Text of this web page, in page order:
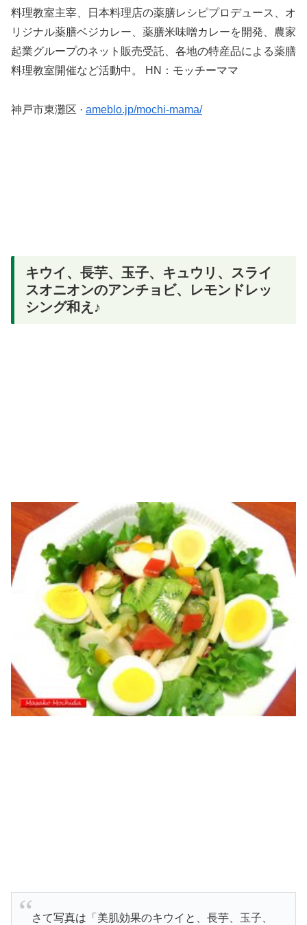
料理教室主宰、日本料理店の薬膳レシピプロデュース、オ
リジナル薬膳ベジカレー、薬膳米味噌カレーを開発、農家
起業グループのネット販売受託、各地の特産品による薬膳
料理教室開催など活動中。 HN：モッチーママ
神戸市東灘区 · ameblo.jp/mochi-mama/
キウイ、長芋、玉子、キュウリ、スライ
スオニオンのアンチョビ、レモンドレッ
シング和え♪
さて写真は「美肌効果のキウイと、長芋、玉子、